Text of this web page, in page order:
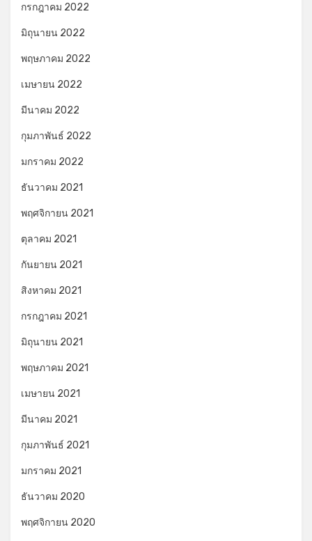
กรกฎาคม 2022
มิถุนายน 2022
พฤษภาคม 2022
เมษายน 2022
มีนาคม 2022
กุมภาพันธ์ 2022
มกราคม 2022
ธันวาคม 2021
พฤศจิกายน 2021
ตุลาคม 2021
กันยายน 2021
สิงหาคม 2021
กรกฎาคม 2021
มิถุนายน 2021
พฤษภาคม 2021
เมษายน 2021
มีนาคม 2021
กุมภาพันธ์ 2021
มกราคม 2021
ธันวาคม 2020
พฤศจิกายน 2020